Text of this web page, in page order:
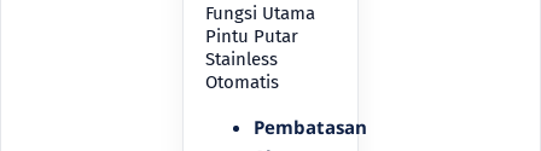
Fungsi Utama
Pintu Putar
Stainless
Otomatis
Pembatasan